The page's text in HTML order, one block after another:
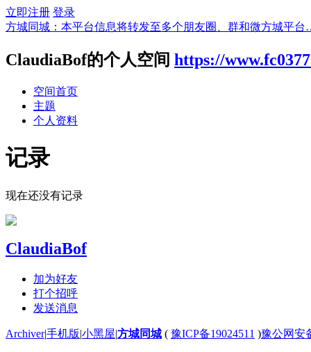
立即注册 登录
方城同城：本平台信息将转发至多个朋友圈、群和微方城平
ClaudiaBof的个人空间 https://
空间首页
主题
个人资料
记录
现在还没有记录
ClaudiaBof
加为好友
打个招呼
发送消息
Archiver|手机版|小黑屋|方城同城 ( 豫ICP备19024511 )豫公网安